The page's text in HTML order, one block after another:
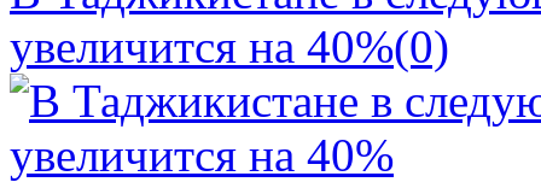
увеличится на 40%(0)